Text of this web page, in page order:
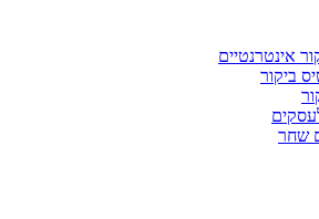
אינטרנטיים
ביקור
שחר